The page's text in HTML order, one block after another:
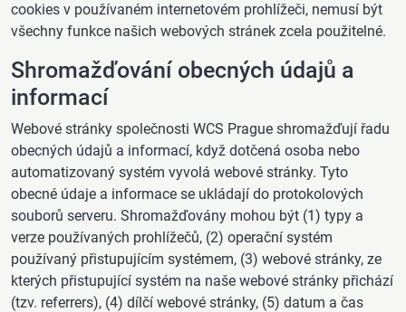
cookies v používaném internetovém prohlížeči, nemusí být
všechny funkce našich webových stránek zcela použitelné.
Shromažďování obecných údajů a
informací
Webové stránky společnosti WCS Prague shromažďují řadu
obecných údajů a informací, když dotčená osoba nebo
automatizovaný systém vyvolá webové stránky. Tyto
obecné údaje a informace se ukládají do protokolových
souborů serveru. Shromažďovány mohou být (1) typy a
verze používaných prohlížečů, (2) operační systém
používaný přistupujícím systémem, (3) webové stránky, ze
kterých přistupující systém na naše webové stránky přichází
(tzv. referrers), (4) dílčí webové stránky, (5) datum a čas